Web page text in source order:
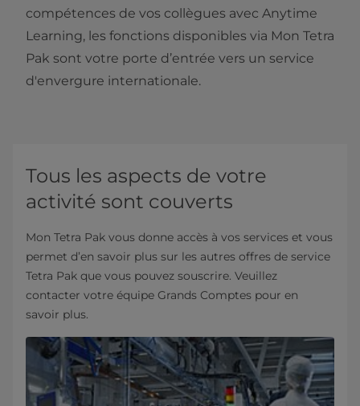
compétences de vos collègues avec Anytime
Learning, les fonctions disponibles via Mon Tetra
Pak sont votre porte d’entrée vers un service
d'envergure internationale.
Tous les aspects de votre
activité sont couverts
Mon Tetra Pak vous donne accès à vos services et vous
permet d’en savoir plus sur les autres offres de service
Tetra Pak que vous pouvez souscrire. Veuillez
contacter votre équipe Grands Comptes pour en
savoir plus.